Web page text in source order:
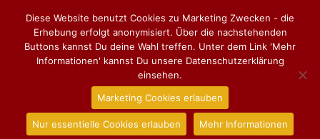
Start/ Altsaxophon/ Altsaxophon Yanagisawa WO-2
Diese Website benutzt Cookies zu Marketing Zwecken - die
Erhebung erfolgt anonymisiert. Über die nachstehenden
Buttons kannst Du deine Wahl treffen. Unter dem Link 'Mehr
Informationen' kannst Du unsere Datenschutzerklärung
einsehen.
Marketing Cookies erlauben
Nur essentielle Cookies erlauben Mehr Informationen